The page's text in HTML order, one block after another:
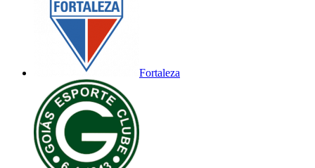
Fortaleza